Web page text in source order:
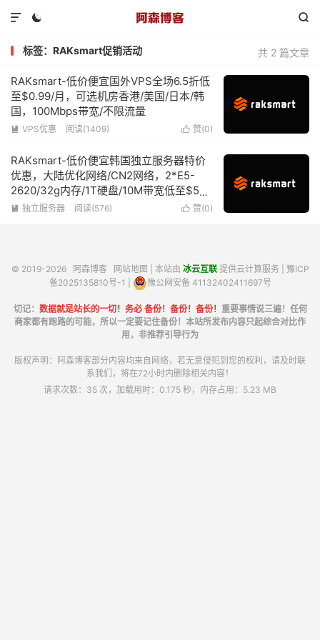
 

共 2 篇文章
标签：RAKsmart促销活动
RAKsmart-低价便宜国外VPS全场6.5折低
至$0.99/月，可选机房香港/美国/日本/韩
国，100Mbps带宽/不限流量
 赞(0)
 VPS优惠 阅读(1409)
RAKsmart-低价便宜韩国独立服务器特价
优惠，大陆优化网络/CN2网络，2*E5-
2620/32g内存/1T硬盘/10M带宽低至$59/
月
 赞(0)
 独立服务器 阅读(576)
© 2019-2026 阿森博客 网站地图 | 本站由 冰云互联提供云计算服务 | 豫ICP
备2025135810号-1
豫公网安备 41132402411697号
切记： 数据就是站长的一切！务必 备份！备份！备份！ 重要事情说三遍！任何
商家都有跑路的可能，所以一定要记住备份！本站所发布内容只起综合对比作
用，非推荐引导行为
版权声明：阿森博客部分内容均来自网络，若无意侵犯到您的权利，请及时联
系我们，将在72小时内删除相关内容！
请求次数：35 次，加载用时：0.175 秒，内存占用：5.23 MB